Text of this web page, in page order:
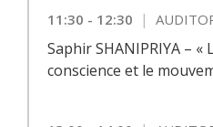
11:30 - 12:30 |
Saphir SHANIPRIYA – «
conscience et le